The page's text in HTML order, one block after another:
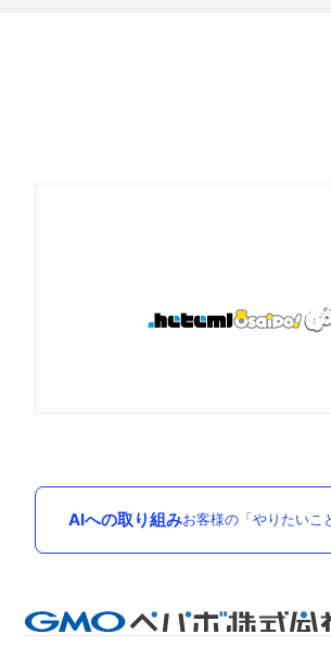
AIへの取り組みお客様の「やりたいこ